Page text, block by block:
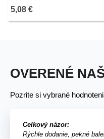
výsevných pásikov - 1 ks
5,08 €
OVERENÉ
Pozrite si vybrané
Celkový názor:
Rýchle dodanie, pekné